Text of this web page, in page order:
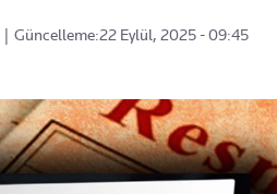
Güncelleme:22 Eylül, 2025 - 09:45